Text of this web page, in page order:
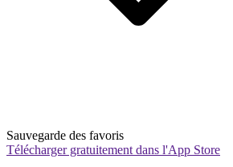
Sauvegarde des favoris
Télécharger gratuitement dans l'App Store